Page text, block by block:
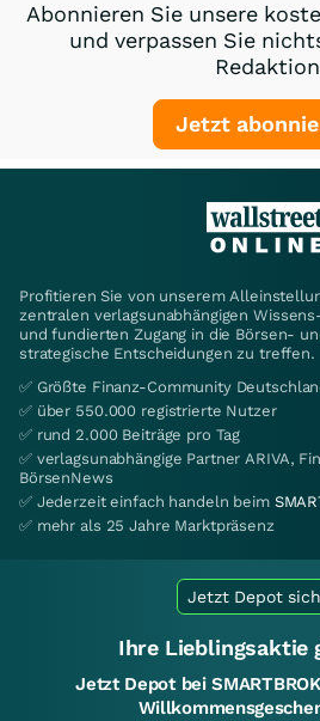
Abonnieren Sie unsere
und verpassen Sie
Redaktion
Jetzt
Profitieren Sie von unserem
zentralen verlagsunabhängigen
und fundierten Zugang in die Börsen-
strategische Entscheidungen zu treffen.
✅ Größte Finanz-Community
✅ über 550.000 registrierte Nutzer
✅ rund 2.000 Beiträge pro Tag
✅ verlagsunabhängige Partner ARIVA,
BörsenNews
✅ Jederzeit einfach handeln beim
✅ mehr als 25 Jahre Marktpräsenz
Jetzt Depot
Ihre Lieblingsaktie
Jetzt Depot bei